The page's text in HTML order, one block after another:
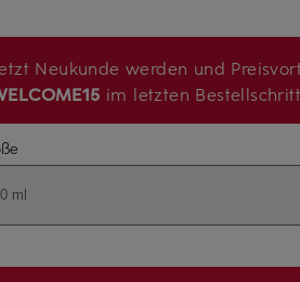
Neukunde werden und
im letzten
ml